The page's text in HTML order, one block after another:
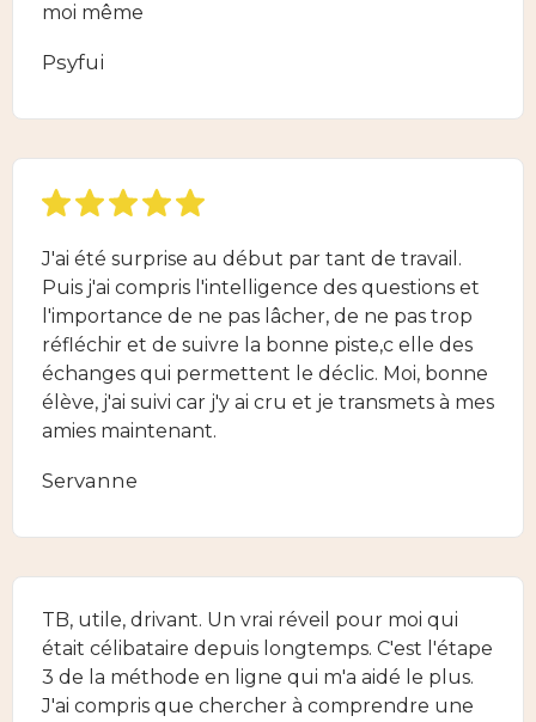
moi même
Psyfui
J'ai été surprise au début par tant de travail.
Puis j'ai compris l'intelligence des questions et
l'importance de ne pas lâcher, de ne pas trop
réfléchir et de suivre la bonne piste,c elle des
échanges qui permettent le déclic. Moi, bonne
élève, j'ai suivi car j'y ai cru et je transmets à mes
amies maintenant.
Servanne
TB, utile, drivant. Un vrai réveil pour moi qui
était célibataire depuis longtemps. C'est l'étape
3 de la méthode en ligne qui m'a aidé le plus.
J'ai compris que chercher à comprendre une